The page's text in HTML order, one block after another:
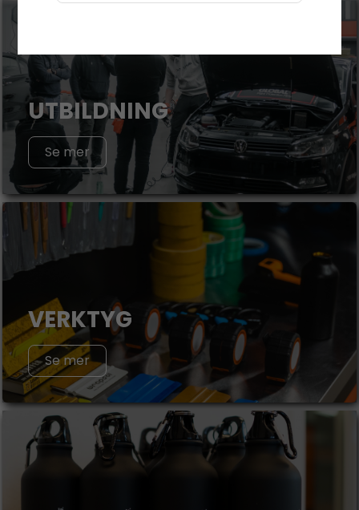
UTBILDNING
Se mer
VERKTYG
Se mer